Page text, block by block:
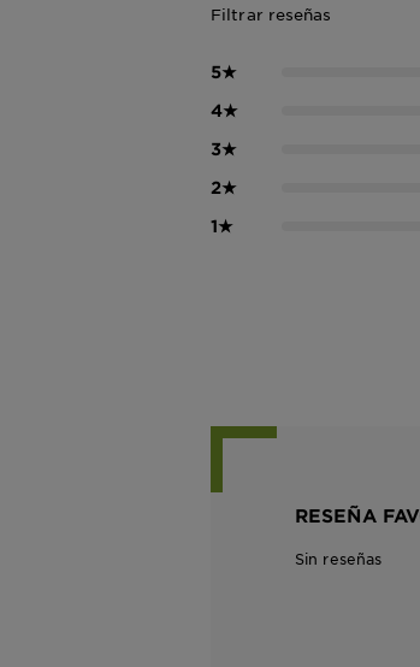
Filtrar reseñas
5★
4★
3★
2★
1★
RESEÑA
Sin reseñas